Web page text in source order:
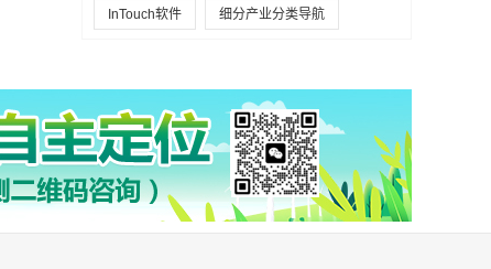
InTouch软件 细分产业分类导航